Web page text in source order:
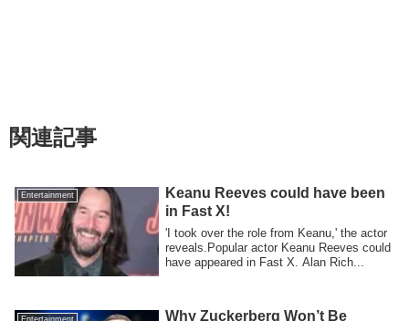
関連記事
Entertainment
Keanu Reeves could have been
in Fast X!
'I took over the role from Keanu,' the actor
reveals.Popular actor Keanu Reeves could
have appeared in Fast X. Alan Rich...
Entertainment
Why Zuckerberg Won’t Be